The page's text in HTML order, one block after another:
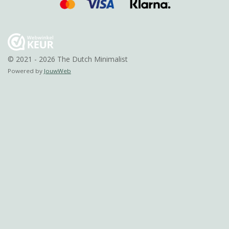
© 2021 - 2026 The Dutch Minimalist
Powered by JouwWeb